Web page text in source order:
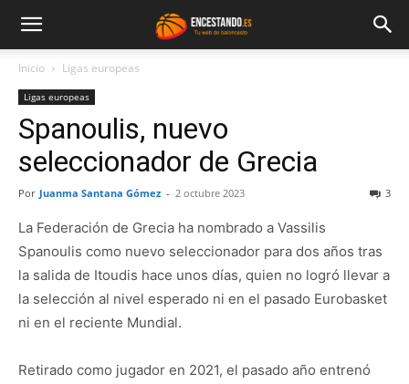
Inicio Ligas europeas
Ligas europeas
Spanoulis, nuevo
seleccionador de Grecia
Por Juanma Santana Gómez - 2 octubre 2023 3
La Federación de Grecia ha nombrado a Vassilis
Spanoulis como nuevo seleccionador para dos años tras
la salida de Itoudis hace unos días, quien no logró llevar a
la selección al nivel esperado ni en el pasado Eurobasket
ni en el reciente Mundial.
Retirado como jugador en 2021, el pasado año entrenó